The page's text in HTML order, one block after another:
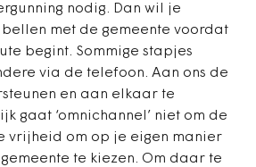
nodig. Dan wil je
bellen met de gemeente voordat
begint. Sommige stapjes
via de telefoon. Aan ons de
en aan elkaar te
gaat ‘omnichannel’ niet om de
vrijheid om op je eigen manier
te kiezen. Om daar te